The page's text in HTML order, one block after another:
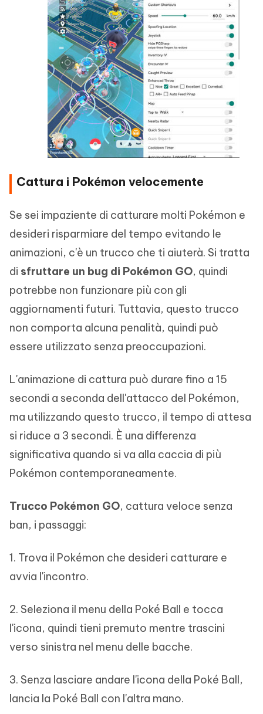
Cattura i Pokémon velocemente
Se sei impaziente di catturare molti Pokémon e
desideri risparmiare del tempo evitando le
animazioni, c'è un trucco che ti aiuterà. Si tratta
di sfruttare un bug di Pokémon GO, quindi
potrebbe non funzionare più con gli
aggiornamenti futuri. Tuttavia, questo trucco
non comporta alcuna penalità, quindi può
essere utilizzato senza preoccupazioni.
L'animazione di cattura può durare fino a 15
secondi a seconda dell'attacco del Pokémon,
ma utilizzando questo trucco, il tempo di attesa
si riduce a 3 secondi. È una differenza
significativa quando si va alla caccia di più
Pokémon contemporaneamente.
Trucco Pokémon GO, cattura veloce senza
ban, i passaggi:
1. Trova il Pokémon che desideri catturare e
avvia l'incontro.
2. Seleziona il menu della Poké Ball e tocca
l'icona, quindi tieni premuto mentre trascini
verso sinistra nel menu delle bacche.
3. Senza lasciare andare l'icona della Poké Ball,
lancia la Poké Ball con l'altra mano.